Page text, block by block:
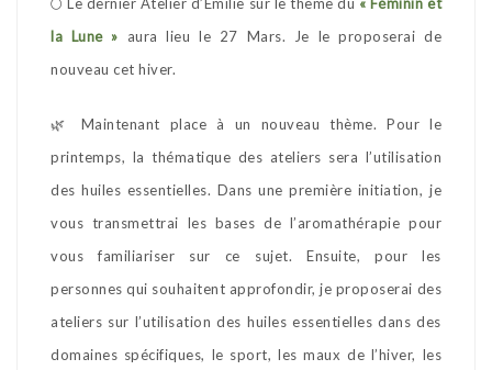
🌕 Le dernier Atelier d’Emilie sur le thème du « Féminin et
la Lune » aura lieu le 27 Mars. Je le proposerai de
nouveau cet hiver.
🌿 Maintenant place à un nouveau thème. Pour le
printemps, la thématique des ateliers sera l’utilisation
des huiles essentielles. Dans une première initiation, je
vous transmettrai les bases de l’aromathérapie pour
vous familiariser sur ce sujet. Ensuite, pour les
personnes qui souhaitent approfondir, je proposerai des
ateliers sur l’utilisation des huiles essentielles dans des
domaines spécifiques, le sport, les maux de l’hiver, les